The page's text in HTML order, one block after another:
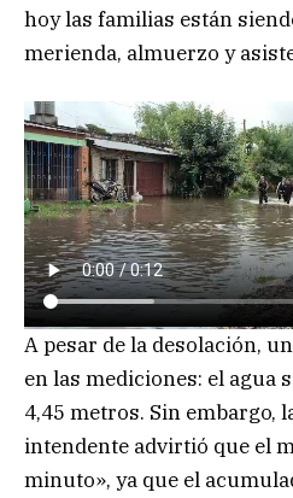
hoy las familias están
merienda, almuerzo y
A pesar de la desolación,
en las mediciones: el agua
4,45 metros. Sin embargo,
intendente advirtió que el
minuto», ya que el